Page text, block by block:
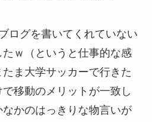
ログを書いてくれていない
ｗ（というと仕事的な感
ま大学サッカーで行きた
移動のメリットが一致し
かのはっきりな物言いが